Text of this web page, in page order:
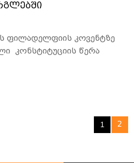
ფილადელფიის კოვენტზე
კონსტიტუციის წერა
1 2